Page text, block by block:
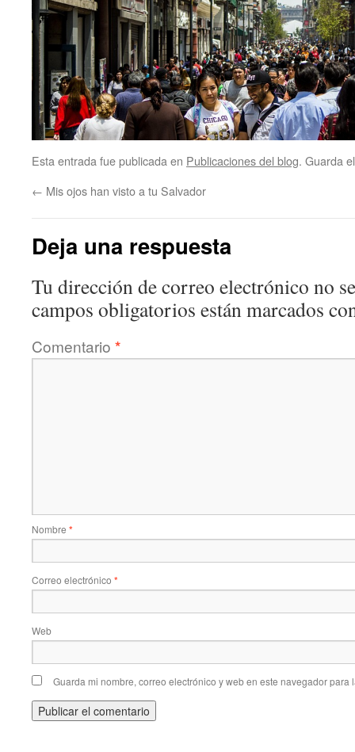
Esta entrada fue publicada en Publicaciones del blog. Guarda
← Mis ojos han visto a tu Salvador
Deja una respuesta
Tu dirección de correo electrónico no
campos obligatorios están marcados
Comentario *
Nombre *
Correo electrónico *
Web
Guarda mi nombre, correo electrónico y web en este navegador para